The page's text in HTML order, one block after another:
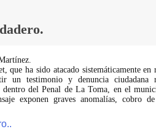
que ha sido atacado sistemáticamente en
un testimonio y denuncia ciudadana
dentro del Penal de La Toma, en el
exponen graves anomalías, cobro